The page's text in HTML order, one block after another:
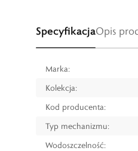
SpecyfikacjaOpis
Marka:
Kolekcja:
Kod producenta:
Typ mechanizmu:
Wodoszczelność: